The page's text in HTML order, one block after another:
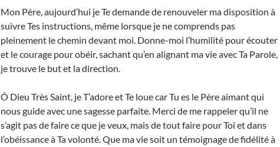
Mon Père, aujourd’hui je Te demande de renouveler ma disposition à
suivre Tes instructions, même lorsque je ne comprends pas
pleinement le chemin devant moi. Donne-moi l’humilité pour écouter
et le courage pour obéir, sachant qu’en alignant ma vie avec Ta Parole,
je trouve le but et la direction.
Ô Dieu Très Saint, je T’adore et Te loue car Tu es le Père aimant qui
nous guide avec une sagesse parfaite. Merci de me rappeler qu’il ne
s’agit pas de faire ce que je veux, mais de tout faire pour Toi et dans
l’obéissance à Ta volonté. Que ma vie soit un témoignage de fidélité à